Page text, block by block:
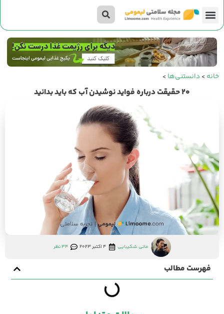
خانه> دانستنی‌ها>
۲۰ حقیقت درباره فواید نوشیدن آب که باید بدانید
مانی شکیبایی 4 اکتبر 2023 34 نظر
فهرست مطالب